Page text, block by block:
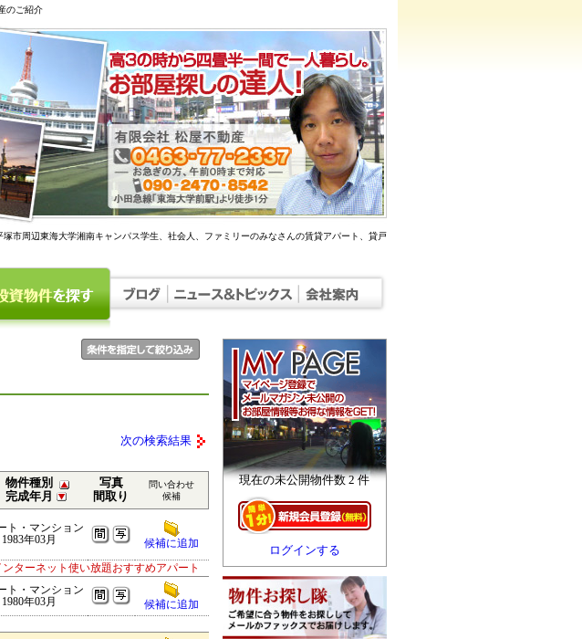
のご紹介
市周辺東海大学湘南キャンパス学生、社会人、ファミリーのみなさんの賃貸アパート、貸戸
現在の未公開物件数 2 件
ログインする
次の検索結果
物件種別
完成年月
写真
間取り
問い合わせ
候補
ト・マンション
1983年03月
候補に追加
ターネット使い放題おすすめアパート
ト・マンション
1980年03月
候補に追加